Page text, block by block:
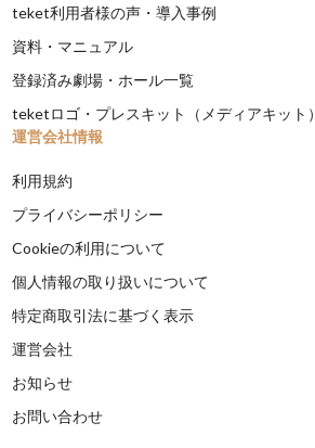
teket利用者様の声・導入事例
資料・マニュアル
登録済み劇場・ホール一覧
teketロゴ・プレスキット（メディアキット）
運営会社情報
利用規約
プライバシーポリシー
Cookieの利用について
個人情報の取り扱いについて
特定商取引法に基づく表示
運営会社
お知らせ
お問い合わせ